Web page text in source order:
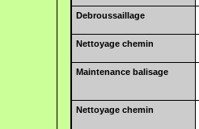
Debroussaillage
Nettoyage chemin
Maintenance balisage
Nettoyage chemin